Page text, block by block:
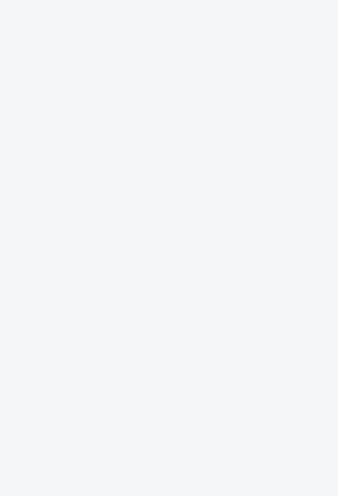
Faut pas déconner, moi j’ai fait
Est-ce que tu as déjà pensé à qui
Ils ont fait les bâtards, et moi j’ai
Ils ont voulu ma part, et moi j’ai
En c’moment j’ai l’cafard, ouais,
Désormais, j’serai moins bavard,
Moi j’fais pas la star, j’me la pète
Et j’m’en bats les couilles de
Le santcho, car il fume trop, il a sa
Pourront pas me doubler, comparé
Poto, j’ai trop d’avance, comme